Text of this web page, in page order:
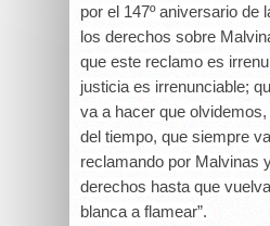
por el 147º aniversario de
los derechos sobre
que este reclamo es
justicia es irrenunciable;
va a hacer que
del tiempo, que siempre
reclamando por Malvinas
derechos hasta que
blanca a flamear”.